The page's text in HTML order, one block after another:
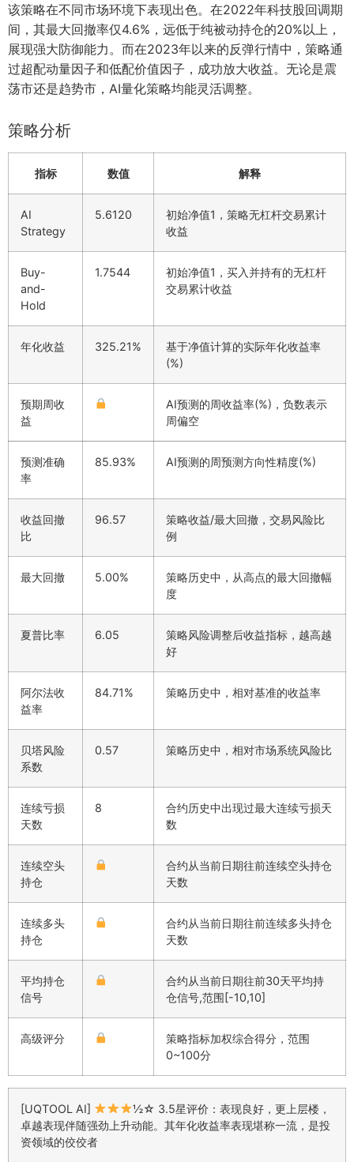
该策略在不同市场环境下表现出色。在2022年科技股回调期
间，其最大回撤率仅4.6%，远低于纯被动持仓的20%以上，
展现强大防御能力。而在2023年以来的反弹行情中，策略通
过超配动量因子和低配价值因子，成功放大收益。无论是震
荡市还是趋势市，AI量化策略均能灵活调整。
策略分析
指标 数值 解释
AI
Strategy
5.6120
初始净值1，策略无杠杆交易累计
收益
Buy-
and-
Hold
1.7544
初始净值1，买入并持有的无杠杆
交易累计收益
年化收益 325.21%
基于净值计算的实际年化收益率
(%)
预期周收
益
AI预测的周收益率(%)，负数表示
周偏空
预测准确
率
85.93% AI预测的周预测方向性精度(%)
收益回撤
比
96.57
策略收益/最大回撤，交易风险比
例
最大回撤 5.00%
策略历史中，从高点的最大回撤幅
度
夏普比率 6.05
策略风险调整后收益指标，越高越
好
阿尔法收
益率
84.71% 策略历史中，相对基准的收益率
贝塔风险
系数
0.57 策略历史中，相对市场系统风险比
连续亏损
天数
8
合约历史中出现过最大连续亏损天
数
连续空头
持仓
合约从当前日期往前连续空头持仓
天数
连续多头
持仓
合约从当前日期往前连续多头持仓
天数
平均持仓
信号
合约从当前日期往前30天平均持
仓信号,范围[-10,10]
高级评分
策略指标加权综合得分，范围
0~100分
[UQTOOL AI]
½☆ 3.5星评价：表现良好，更上层楼，
卓越表现伴随强劲上升动能。其年化收益率表现堪称一流，是投
资领域的佼佼者